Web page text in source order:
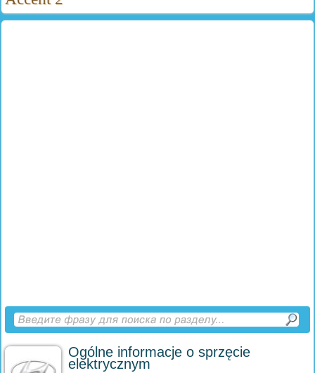
Ogólne informacje o sprzęcie
elektrycznym